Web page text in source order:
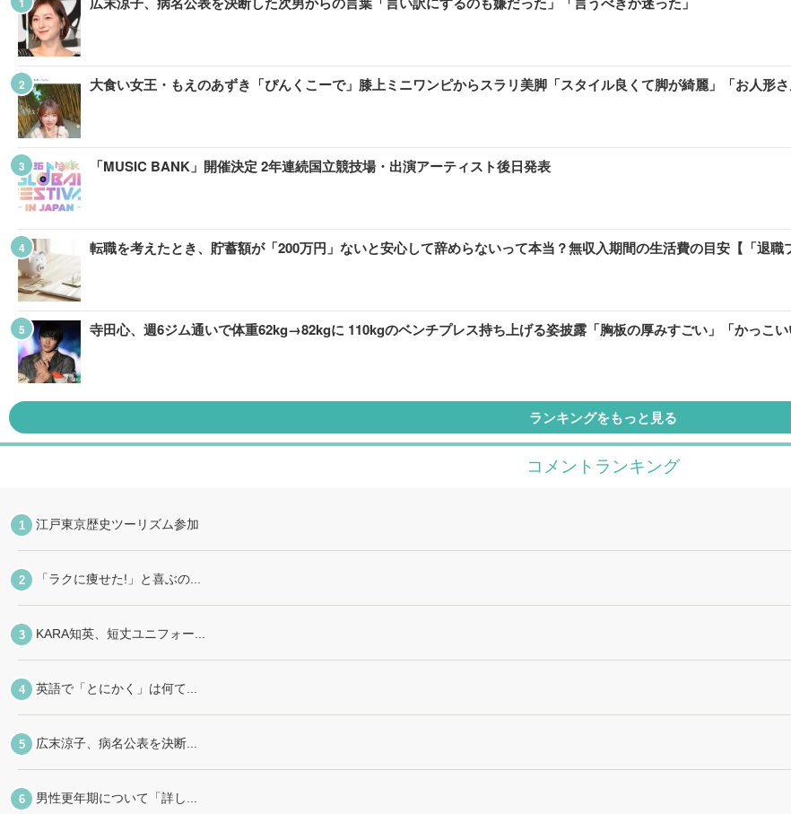
大食い女王・もえのあずき「ぴんくこーで」膝上ミニワンピからスラリ美脚「スタイル良くて脚が綺麗」「お人形さ
「MUSIC BANK」開催決定 2年連続国立競技場・出演アーティスト後日発表
転職を考えたとき、貯蓄額が「200万円」ないと安心して辞めらないって本当？無収入期間の生活費の目安【「退職
寺田心、週6ジム通いで体重62kg→82kgに 110kgのベンチプレス持ち上げる姿披露「胸板の厚みすごい」「かっこ
ランキングをもっと見る